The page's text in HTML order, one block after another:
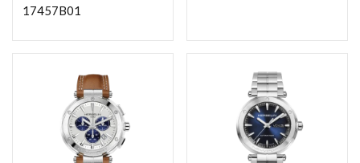
17457B01